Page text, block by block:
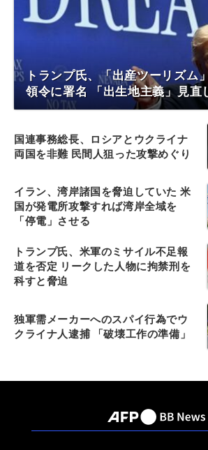
トランプ氏、「出産ツーリズム
領令に署名 「出生地主義」見直
国連事務総長、ロシアとウクライナ
両国を非難 民間人狙った攻撃めぐり
イラン、湾岸諸国を脅迫していた 米
国が発電所攻撃すれば湾岸全域を
「停電」させる
トランプ氏、米軍のミサイル不足報
道を否定 リークした人物に拘禁刑を
科すと脅迫
独軍需メーカーへのスパイ行為でウ
クライナ人逮捕 「破壊工作の準備」